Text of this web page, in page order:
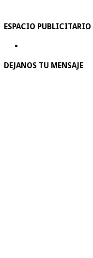
ESPACIO PUBLICITARIO
DEJANOS TU MENSAJE